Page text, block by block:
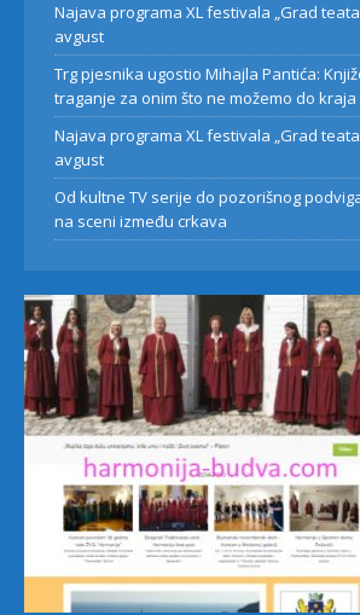
Najava programa XL festivala „Grad
avgust
Trg pjesnika ugostio Mihajla Pantića:
traganje za onim što ne možemo do
Najava programa XL festivala „Grad
avgust
Od kultne TV serije do pozorišnog
na sceni između crkava